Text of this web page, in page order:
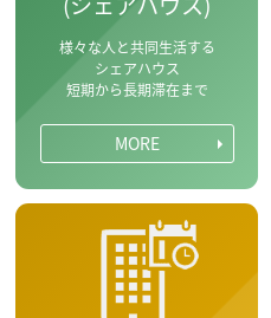
様々な人と共同生活する
シェアハウス
短期から長期滞在まで
MORE